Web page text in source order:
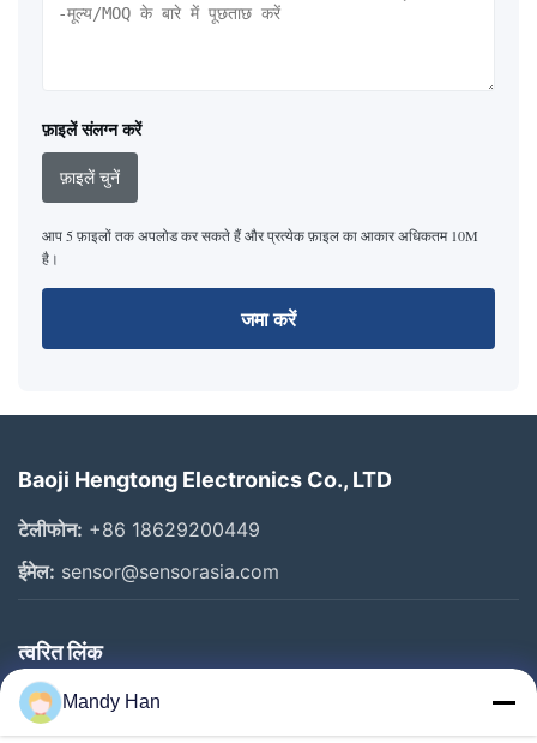
फ़ाइलें संलग्न करें
फ़ाइलें चुनें
आप 5 फ़ाइलों तक अपलोड कर सकते हैं और प्रत्येक फ़ाइल का आकार अधिकतम 10M
है।
जमा करें
Baoji Hengtong Electronics Co., LTD
टेलीफोन: +86 18629200449
ईमेल: sensor@sensorasia.com
त्वरित लिंक
घर
Mandy Han